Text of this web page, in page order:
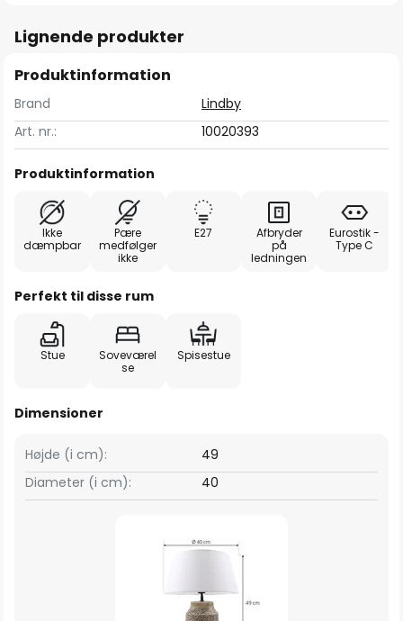
Lignende produkter
Produktinformation
Brand
Lindby
Art. nr.:
10020393
Produktinformation
Ikke
dæmpbar
Pære
medfølger
ikke
E27
Afbryder
på
ledningen
Eurostik -
Type C
Perfekt til disse rum
Stue
Soveværel
se
Spisestue
Dimensioner
Højde (i cm):
49
Diameter (i cm):
40